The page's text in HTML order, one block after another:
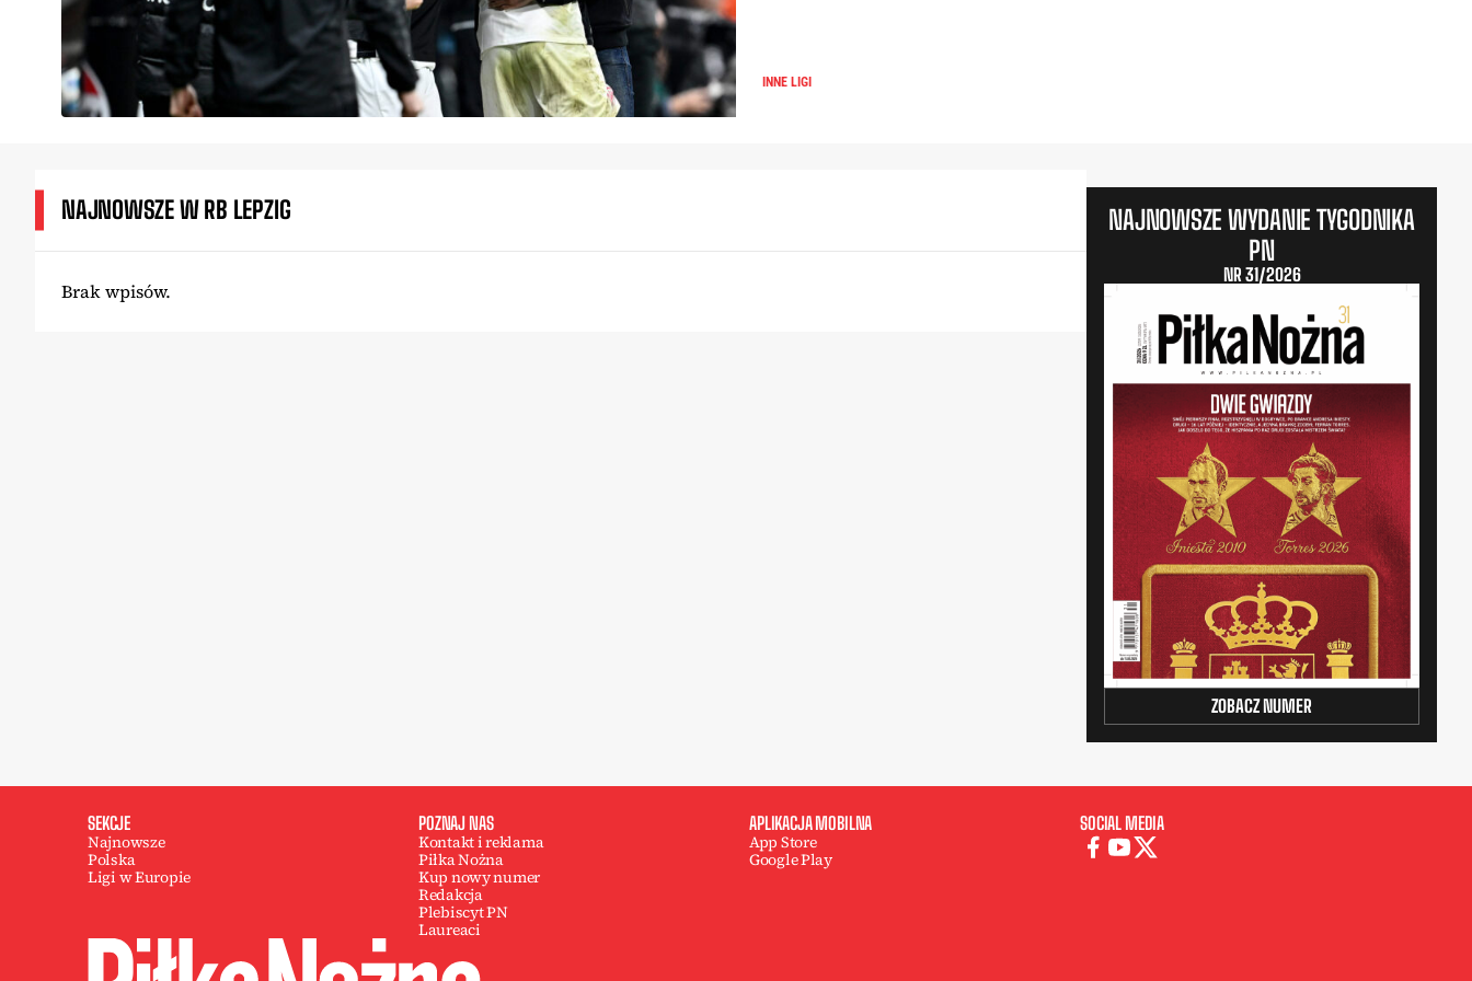
INNE LIGI
NAJNOWSZE W RB LEPZIG
Brak wpisów.
NAJNOWSZE WYDANIE TYGODNIKA
PN
NR 31/2026
ZOBACZ NUMER
SEKCJE
Najnowsze
Polska
Ligi w Europie
POZNAJ NAS
Kontakt i reklama
Piłka Nożna
Kup nowy numer
Redakcja
Plebiscyt PN
Laureaci
APLIKACJA MOBILNA
App Store
Google Play
SOCIAL MEDIA